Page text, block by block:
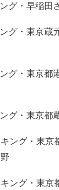
グ・早稲田
グ・東京蔵
グ・東京都
グ・東京都
ング・東京
ング・東京